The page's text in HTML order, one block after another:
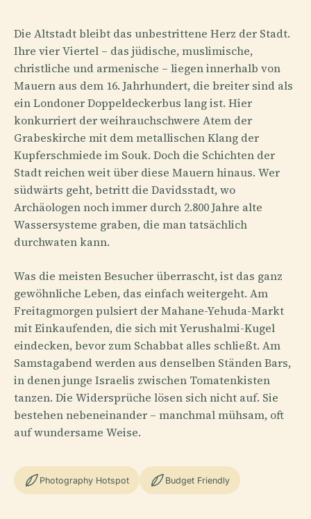
Die Altstadt bleibt das unbestrittene Herz der Stadt.
Ihre vier Viertel – das jüdische, muslimische,
christliche und armenische – liegen innerhalb von
Mauern aus dem 16. Jahrhundert, die breiter sind als
ein Londoner Doppeldeckerbus lang ist. Hier
konkurriert der weihrauchschwere Atem der
Grabeskirche mit dem metallischen Klang der
Kupferschmiede im Souk. Doch die Schichten der
Stadt reichen weit über diese Mauern hinaus. Wer
südwärts geht, betritt die Davidsstadt, wo
Archäologen noch immer durch 2.800 Jahre alte
Wassersysteme graben, die man tatsächlich
durchwaten kann.
Was die meisten Besucher überrascht, ist das ganz
gewöhnliche Leben, das einfach weitergeht. Am
Freitagmorgen pulsiert der Mahane-Yehuda-Markt
mit Einkaufenden, die sich mit Yerushalmi-Kugel
eindecken, bevor zum Schabbat alles schließt. Am
Samstagabend werden aus denselben Ständen Bars,
in denen junge Israelis zwischen Tomatenkisten
tanzen. Die Widersprüche lösen sich nicht auf. Sie
bestehen nebeneinander – manchmal mühsam, oft
auf wundersame Weise.
Photography Hotspot Budget Friendly